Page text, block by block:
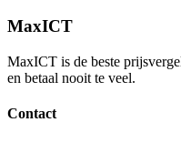
MaxICT
MaxICT is de beste
en betaal nooit te veel.
Contact